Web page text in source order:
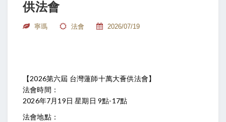
供法會
寧瑪 法會 2026/07/19
【2026第六屆 台灣蓮師十萬大薈供法會】
法會時間：
2026年7月19日 星期日 9點-17點
法會地點：